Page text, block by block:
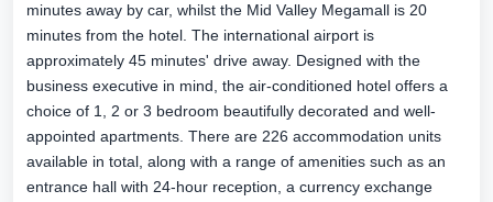
minutes away by car, whilst the Mid Valley Megamall is 20
minutes from the hotel. The international airport is
approximately 45 minutes' drive away. Designed with the
business executive in mind, the air-conditioned hotel offers a
choice of 1, 2 or 3 bedroom beautifully decorated and well-
appointed apartments. There are 226 accommodation units
available in total, along with a range of amenities such as an
entrance hall with 24-hour reception, a currency exchange